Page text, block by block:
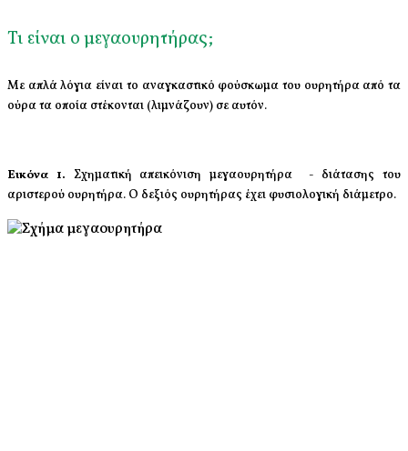
Τι είναι ο μεγαουρητήρας;
Με απλά λόγια είναι το αναγκαστικό φούσκωμα του ουρητήρα από τα
ούρα τα οποία στέκονται (λιμνάζουν) σε αυτόν.
Εικόνα 1. Σχηματική απεικόνιση μεγαουρητήρα - διάτασης του
αριστερού ουρητήρα. Ο δεξιός ουρητήρας έχει φυσιολογική διάμετρο.